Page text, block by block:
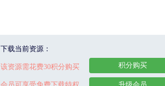
下载当前资源：
该资源需花费30积分购买 积分购买